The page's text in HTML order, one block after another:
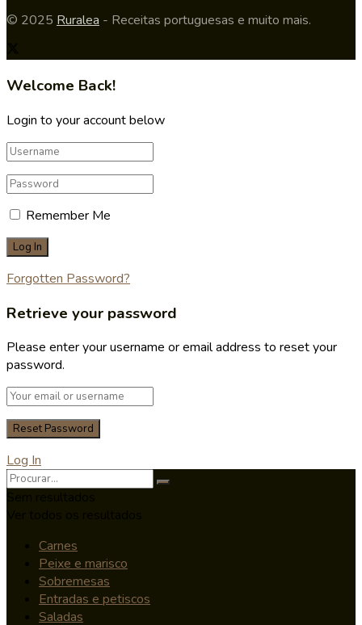
© 2025 Ruralea - Receitas portuguesas e muito mais.
Welcome Back!
Login to your account below
Remember Me
Forgotten Password?
Retrieve your password
Please enter your username or email address to reset your
password.
Log In
Carnes
Peixe e marisco
Sobremesas
Entradas e petiscos
Saladas